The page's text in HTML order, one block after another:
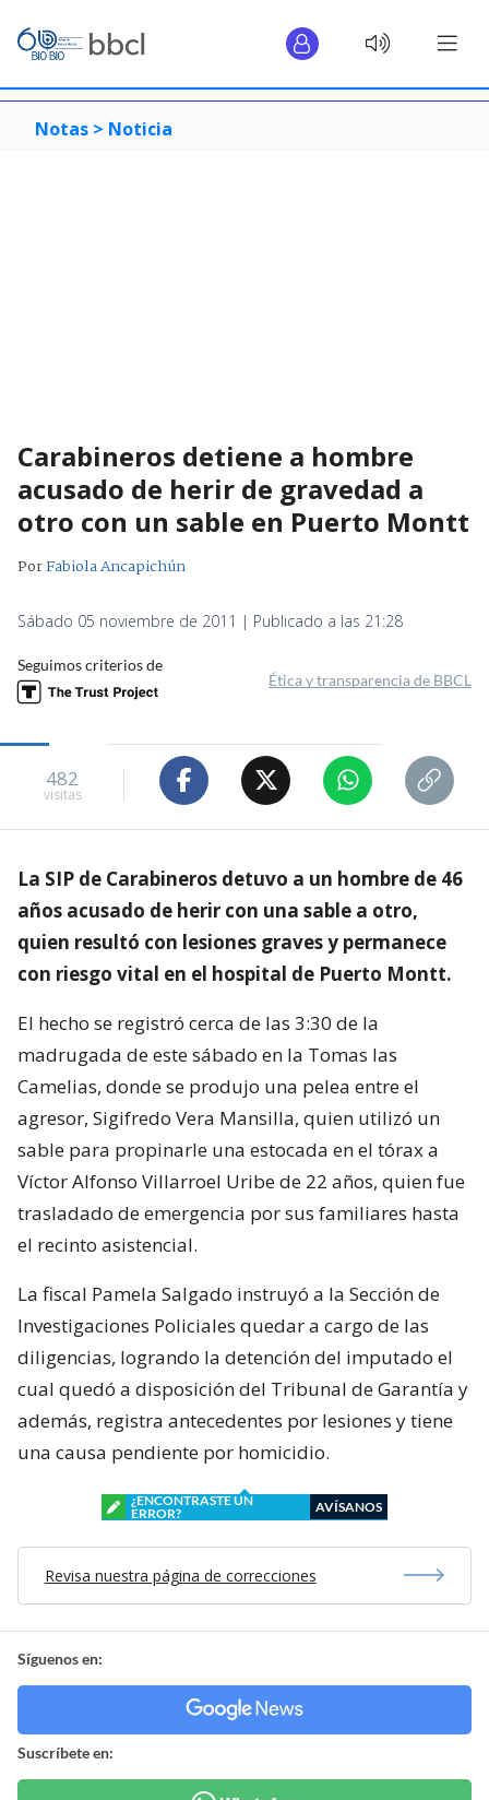
Notas > Noticia
Carabineros detiene a hombre
acusado de herir de gravedad a
otro con un sable en Puerto Montt
PorFabiola Ancapichún
Sábado 05 noviembre de 2011 | Publicado a las 21:28
Seguimos criterios de
Ética y transparencia de BBCL
482
visitas
La SIP de Carabineros detuvo a un hombre de 46
años acusado de herir con una sable a otro,
quien resultó con lesiones graves y permanece
con riesgo vital en el hospital de Puerto Montt.
El hecho se registró cerca de las 3:30 de la
madrugada de este sábado en la Tomas las
Camelias, donde se produjo una pelea entre el
agresor, Sigifredo Vera Mansilla, quien utilizó un
sable para propinarle una estocada en el tórax a
Víctor Alfonso Villarroel Uribe de 22 años, quien fue
trasladado de emergencia por sus familiares hasta
el recinto asistencial.
La fiscal Pamela Salgado instruyó a la Sección de
Investigaciones Policiales quedar a cargo de las
diligencias, logrando la detención del imputado el
cual quedó a disposición del Tribunal de Garantía y
además, registra antecedentes por lesiones y tiene
una causa pendiente por homicidio.
¿ENCONTRASTE UN
ERROR?
AVÍSANOS
Revisa nuestra página de correcciones
Síguenos en:
Suscríbete en: